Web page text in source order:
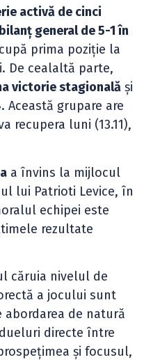
activă de cinci
bilanț general de 5-1 în
prima poziție la
De cealaltă parte,
victorie stagională și
. Această grupare are
recupera luni (13.11),
a învins la mijlocul
lui Patrioti Levice, în
echipei este
rezultate
căruia nivelul de
a jocului sunt
abordarea de natură
directe între
și focusul,